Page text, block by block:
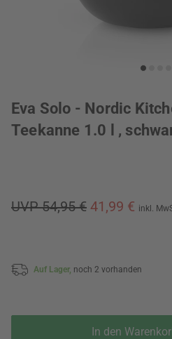
Eva Solo - Nordic
Teekanne 1.0 l ,
UVP 54,95 € 41,99 € inkl.
Auf Lager, noch 2 vorhanden
In den